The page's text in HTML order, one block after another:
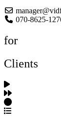
070-8625-
for
Clients